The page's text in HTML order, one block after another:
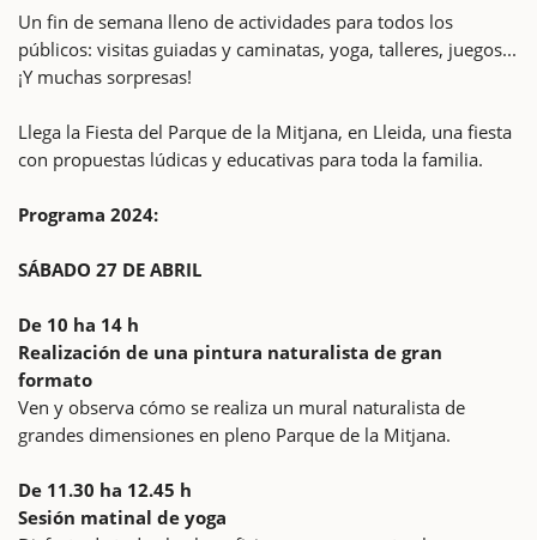
Un fin de semana lleno de actividades para todos los
públicos: visitas guiadas y caminatas, yoga, talleres, juegos...
¡Y muchas sorpresas!
Llega la Fiesta del Parque de la Mitjana, en Lleida, una fiesta
con propuestas lúdicas y educativas para toda la familia.
Programa 2024:
SÁBADO 27 DE ABRIL
De 10 ha 14 h
Realización de una pintura naturalista de gran
formato
Ven y observa cómo se realiza un mural naturalista de
grandes dimensiones en pleno Parque de la Mitjana.
De 11.30 ha 12.45 h
Sesión matinal de yoga